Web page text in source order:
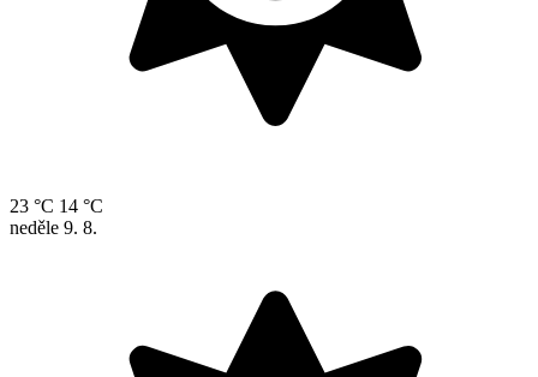
23 °C 14 °C
neděle 9. 8.